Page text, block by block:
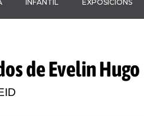
INFANTIL EXPOSICIÓNS
de Evelin Hugo